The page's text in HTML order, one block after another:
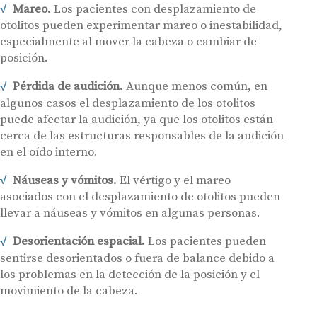
Mareo. Los pacientes con desplazamiento de
otolitos pueden experimentar mareo o inestabilidad,
especialmente al mover la cabeza o cambiar de
posición.
Pérdida de audición. Aunque menos común, en
algunos casos el desplazamiento de los otolitos
puede afectar la audición, ya que los otolitos están
cerca de las estructuras responsables de la audición
en el oído interno.
Náuseas y vómitos. El vértigo y el mareo
asociados con el desplazamiento de otolitos pueden
llevar a náuseas y vómitos en algunas personas.
Desorientación espacial. Los pacientes pueden
sentirse desorientados o fuera de balance debido a
los problemas en la detección de la posición y el
movimiento de la cabeza.